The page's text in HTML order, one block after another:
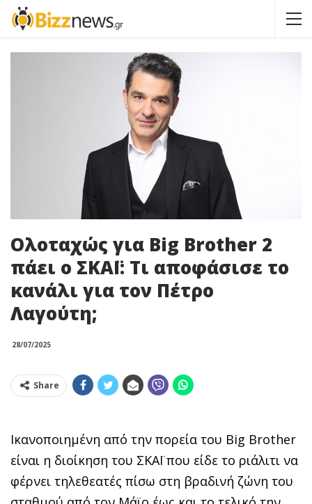
Ολοταχώς για Big Brother 2
πάει o ΣΚΑΪ: Τι αποφάσισε το
κανάλι για τον Πέτρο
Λαγούτη;
28/07/2025
Share
Ικανοποιημένη από την πορεία του Big Brother
είναι η διοίκηση του ΣΚΑΪ που είδε το ριάλιτι να
φέρνει τηλεθεατές πίσω στη βραδινή ζώνη του